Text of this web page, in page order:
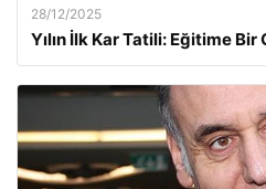
28/12/2025
Yılın İlk Kar Tatili: Eğitime Bir